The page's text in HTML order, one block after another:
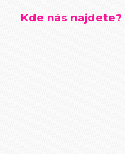
Kde nás najdete?